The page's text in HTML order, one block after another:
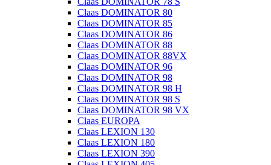
Claas DOMINATOR 80
Claas DOMINATOR 85
Claas DOMINATOR 86
Claas DOMINATOR 88
Claas DOMINATOR 88VX
Claas DOMINATOR 96
Claas DOMINATOR 98
Claas DOMINATOR 98 H
Claas DOMINATOR 98 S
Claas DOMINATOR 98 VX
Claas EUROPA
Claas LEXION 130
Claas LEXION 180
Claas LEXION 390